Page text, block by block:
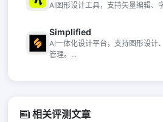
AI图形设计工具，支持矢量编辑、
Simplified
AI一体化设计平台，支持图形设计
管理。...
相关评测文章